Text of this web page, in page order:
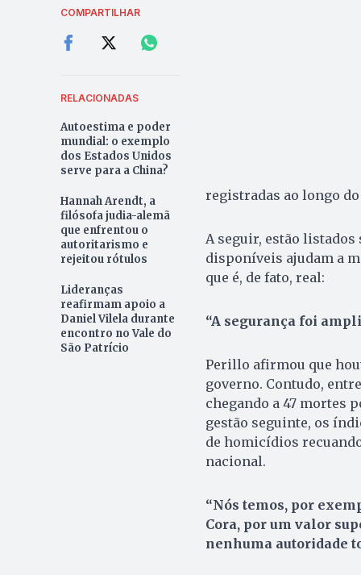
COMPARTILHAR
RELACIONADAS
Autoestima e poder
mundial: o exemplo
dos Estados Unidos
serve para a China?
Hannah Arendt, a
filósofa judia-alemã
que enfrentou o
autoritarismo e
rejeitou rótulos
Lideranças
reafirmam apoio a
Daniel Vilela durante
encontro no Vale do
São Patrício
registradas ao longo
A seguir, estão
disponíveis ajudam a
que é, de fato, real:
“A segurança foi
Perillo afirmou que
governo. Contudo,
chegando a 47 mortes
gestão seguinte, os
de homicídios
nacional.
“Nós temos, por
Cora, por um valor
nenhuma autoridade